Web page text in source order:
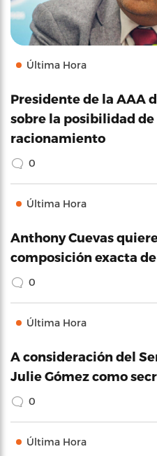
Última Hora
Presidente de la AAA
sobre la posibilidad
racionamiento
0
Última Hora
Anthony Cuevas
composición exacta
0
Última Hora
A consideración del
Julie Gómez como
0
Última Hora